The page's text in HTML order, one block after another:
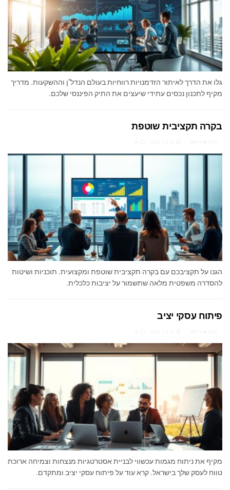
גלו את הדרך לאיתור הזדמנויות רווחיות בעולם הנדל"ן וההשקעות. מדריך
מקיף לתכנון נכסים עתידי שיעצים את התיק הפיננסי שלכם.
בקרה תקציבית שוטפת
הגנו על תקציבכם עם בקרה תקציבית שוטפת ומקצועית. תוכניות ושיטות
להסדרה משפטית מלאה שתשמור על יציבות כלכלית.
פיתוח עסקי יציב
מקיף את ניתוח מגמות עכשווי לבניית אסטרטגיות מנצחות וצמיחה ארוכת
טווח לעסק שלך בישראל. קרא עוד על פיתוח עסקי יציב ומתקדם.